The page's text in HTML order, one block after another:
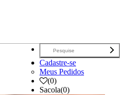
Cadastre-se
Meus Pedidos
(0)
Sacola(0)